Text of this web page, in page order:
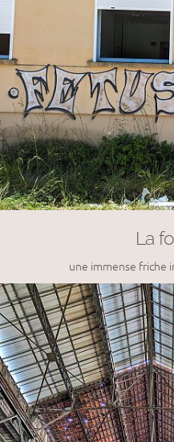
La
une immense friche